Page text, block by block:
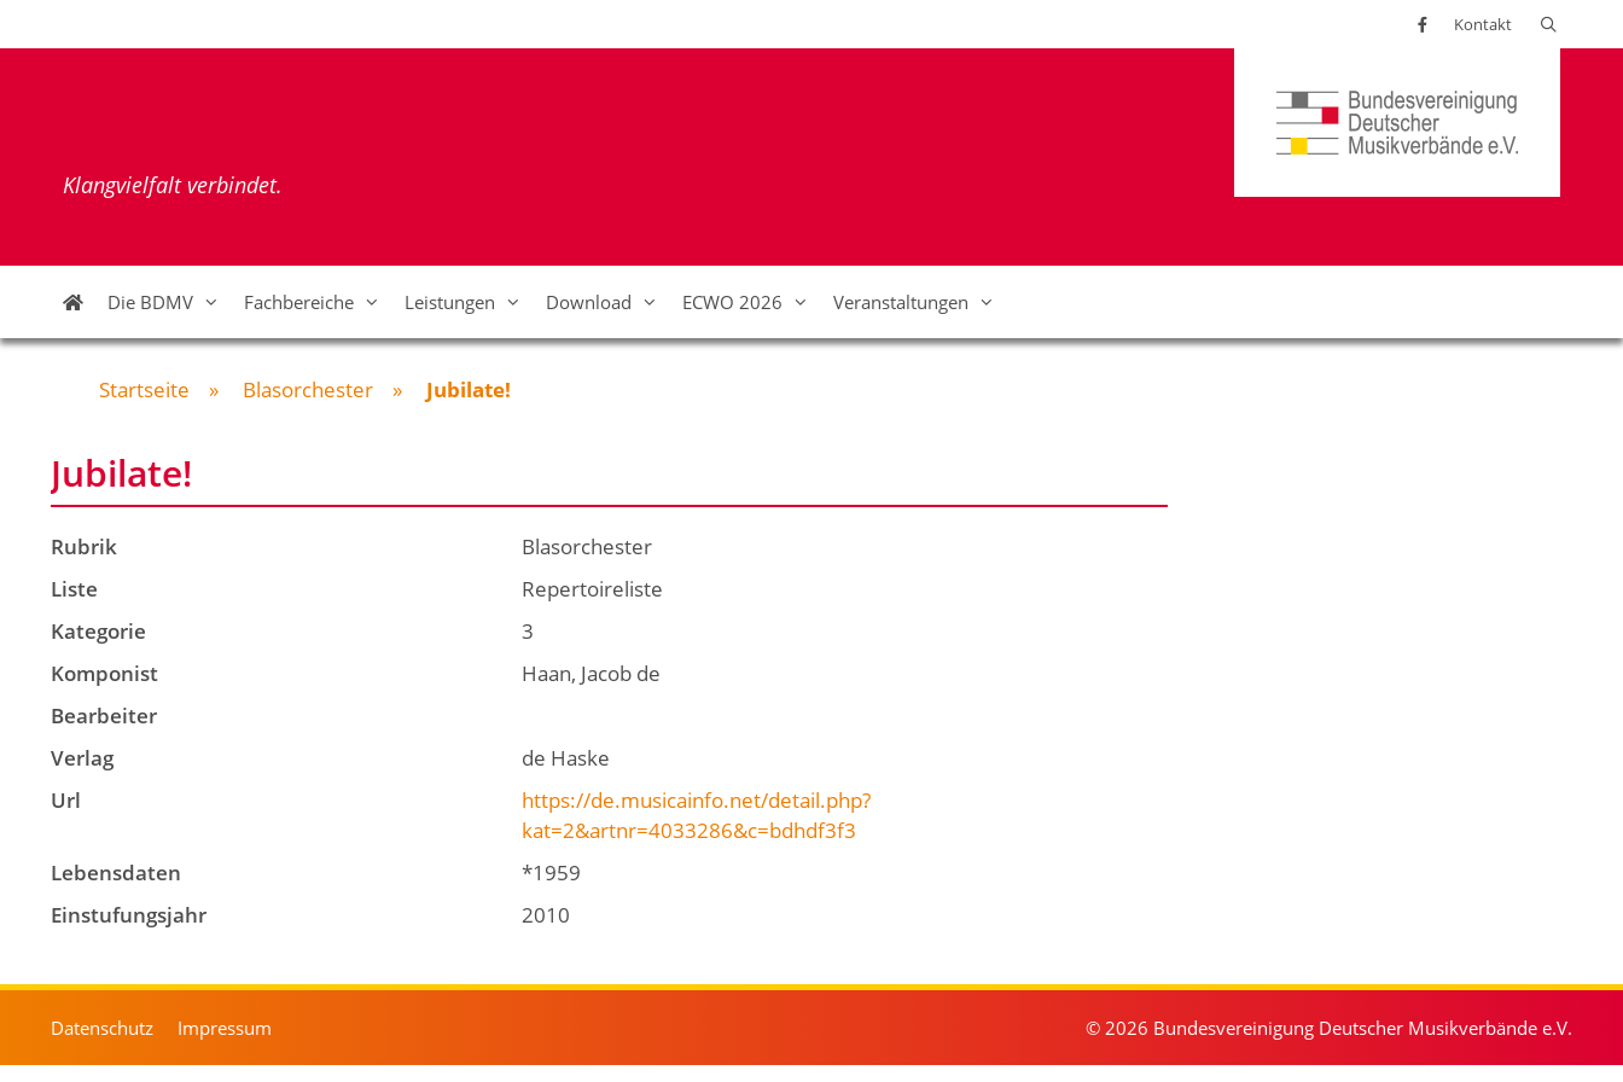
Inhalt
Kontakt
Klangvielfalt verbindet.
Die BDMV Fachbereiche Leistungen Download ECWO 2026 Veranstaltungen
Startseite » Blasorchester » Jubilate!
Jubilate!
Rubrik
Blasorchester
Liste
Repertoireliste
Kategorie
3
Komponist
Haan, Jacob de
Bearbeiter
Verlag
de Haske
Url
https://de.musicainfo.net/detail.php?
kat=2&artnr=4033286&c=bdhdf3f3
Lebensdaten
*1959
Einstufungsjahr
2010
Datenschutz Impressum © 2026 Bundesvereinigung Deutscher Musikverbände e.V.